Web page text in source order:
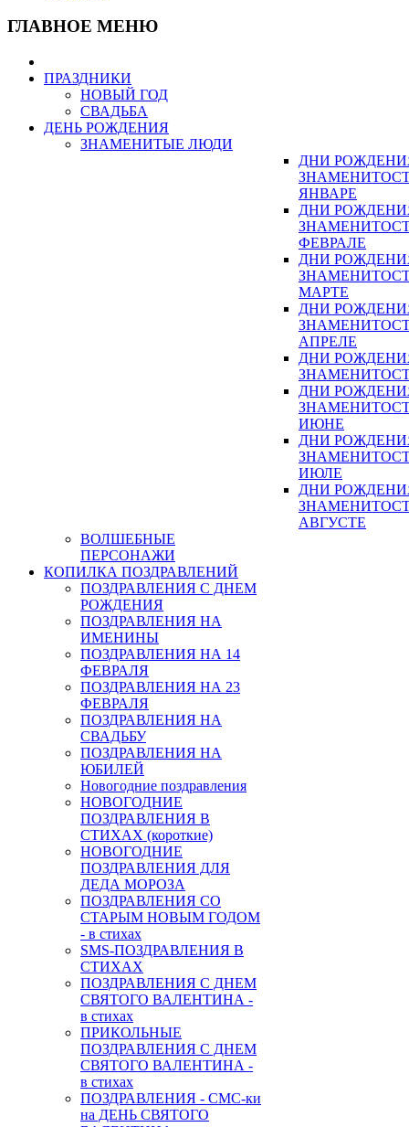
ГЛАВНОЕ МЕНЮ
ПРАЗДНИКИ
НОВЫЙ ГОД
СВАДЬБА
ДЕНЬ РОЖДЕНИЯ
ЗНАМЕНИТЫЕ ЛЮДИ
ДНИ
ЯНВАРЕ
ДНИ
ФЕВРАЛЕ
ДНИ
МАРТЕ
ДНИ
АПРЕЛЕ
ДНИ
ДНИ
ИЮНЕ
ДНИ
ИЮЛЕ
ДНИ
АВГУСТЕ
ВОЛШЕБНЫЕ
ПЕРСОНАЖИ
КОПИЛКА ПОЗДРАВЛЕНИЙ
ПОЗДРАВЛЕНИЯ С ДНЕМ
РОЖДЕНИЯ
ПОЗДРАВЛЕНИЯ НА
ИМЕНИНЫ
ПОЗДРАВЛЕНИЯ НА 14
ФЕВРАЛЯ
ПОЗДРАВЛЕНИЯ НА 23
ФЕВРАЛЯ
ПОЗДРАВЛЕНИЯ НА
СВАДЬБУ
ПОЗДРАВЛЕНИЯ НА
ЮБИЛЕЙ
Новогодние поздравления
НОВОГОДНИЕ
ПОЗДРАВЛЕНИЯ В
СТИХАХ (короткие)
НОВОГОДНИЕ
ПОЗДРАВЛЕНИЯ ДЛЯ
ДЕДА МОРОЗА
ПОЗДРАВЛЕНИЯ СО
СТАРЫМ НОВЫМ ГОДОМ
- в стихах
SMS-ПОЗДРАВЛЕНИЯ В
СТИХАХ
ПОЗДРАВЛЕНИЯ С ДНЕМ
СВЯТОГО ВАЛЕНТИНА -
в стихах
ПРИКОЛЬНЫЕ
ПОЗДРАВЛЕНИЯ С ДНЕМ
СВЯТОГО ВАЛЕНТИНА -
в стихах
ПОЗДРАВЛЕНИЯ - СМС-ки
на ДЕНЬ СВЯТОГО